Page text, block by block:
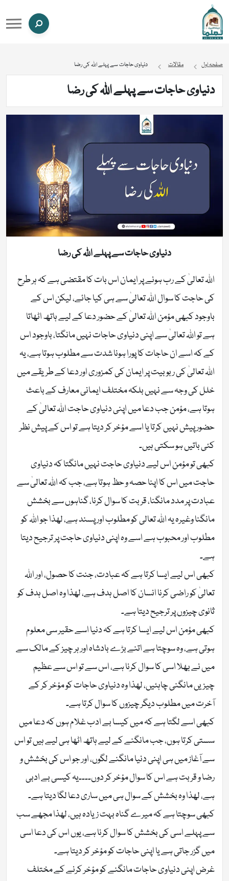
صفحہ اول مقالات دنیاوی حاجات سے پہلے اللہ کی رضا
دنیاوی حاجات سے پہلے اللہ کی رضا
دنیاوی حاجات سے پہلے اللہ کی رضا
اللہ تعالیٰ کے رب ہونے پر ایمان اس بات کا مقتضی ہے کہ ہر طرح
کی حاجت کا سوال اللہ تعالیٰ سے ہی کیا جائے، لیکن اس کے
باوجود کبھی مؤمن اللہ تعالیٰ کے حضور دعا کے لیے ہاتھ اٹھاتا
ہے تو اللہ تعالیٰ سے اپنی دنیاوی حاجات نہیں مانگتا، باوجود اس
کے کہ اسے ان حاجات کا پورا ہونا شدت سے مطلوب ہوتا ہے، یہ
اللہ تعالیٰ کی ربوبیت پر ایمان کی کمزوری اور دعا کے طریقے میں
خلل کی وجہ سے نہیں بلکہ مختلف ایمانی معارف کے باعث
ہوتا ہے، مؤمن جب دعا میں اپنی دنیاوی حاجت اللہ تعالیٰ کے
حضور پیش نہیں کرتا یا اسے مؤخر کر دیتا ہے تو اس کے پیش نظر
کئی باتیں ہو سکتی ہیں۔
کبھی تو مؤمن اس لیے دنیاوی حاجت نہیں مانگتا کہ دنیاوی
حاجت میں اس کا اپنا حصہ و حظ ہوتا ہے، جب کہ اللہ تعالیٰ سے
عبادت پر مدد مانگنا، قربت کا سوال کرنا، گناہوں سے بخشش
مانگنا وغیرہ یہ اللہ تعالی کو مطلوب اور پسند ہے، لھذا جو اللہ کو
مطلوب اور محبوب ہے اسے وہ اپنی دنیاوی حاجت پر ترجیح دیتا
ہے۔
کبھی اس لیے ایسا کرتا ہے کہ عبادت، جنت کا حصول، اور اللہ
تعالیٰ کو راضی کرنا انسان کا اصل ہدف ہے، لھذا وہ اصل ہدف کو
ثانوی چیزوں پر ترجیح دیتا ہے۔
کبھی مؤمن اس لیے ایسا کرتا ہے کہ دنیا اسے حقیر سی معلوم
ہوتی ہے، وہ سوچتا ہے اتنے بڑے بادشاہ اور ہر چیز کے مالک سے
میں نے بھلا اسی کا سوال کرنا ہے، اس سے تو اس سے عظیم
چیزیں مانگنی چاہئیں، لھذا وہ دنیاوی حاجات کو مؤخر کر کے
آخرت میں مطلوب دیگر چیزوں کا سوال کرتا ہے۔
کبھی اسے لگتا ہے کہ میں کیسا بے ادب غلام ہوں کہ دعا میں
سستی کرتا ہوں، جب مانگنے کے لیے ہاتھ اٹھا ہی لیے ہیں تو اس
سے آغاز میں ہی اپنی دنیا مانگنے لگوں، اور جو اس کی بخشش و
رضا و قربت ہے اس کا سوال مؤخر کر دوں۔۔۔۔یہ کیسی بے ادبی
ہے، لھذا وہ بخشش کے سوال ہی میں ساری دعا لگا دیتا ہے۔
کبھی سوچتا ہے کہ میرے گناہ بہت زیادہ ہیں، لھذا مجھے سب
سے پہلے اسی کی بخشش کا سوال کرنا ہے، یوں اس کی دعا اسی
میں گزر جاتی ہے یا اپنی حاجات کو مؤخر کر دیتا ہے۔
غرض اپنی دنیاوی حاجات مانگنے کو مؤخر کرنے کے مختلف